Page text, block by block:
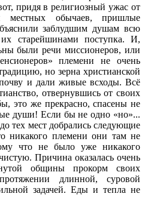
придя в религиозный ужас от
местных обычаев, пришлые
заблудшим душам всю
их старейшинами поступка. И,
были речи миссионеров, или
племени не очень
но зерна христианской
и дали живые всходы. Всё
отвернувшись от своих
это же прекрасно, спасены не
души! Если бы не одно «но»...
тех мест добрались следующие
никакого племени они там не
что не было уже никакого
Причина оказалась очень
общины прокорм своих
длинной, суровой
задачей. Еды и тепла не